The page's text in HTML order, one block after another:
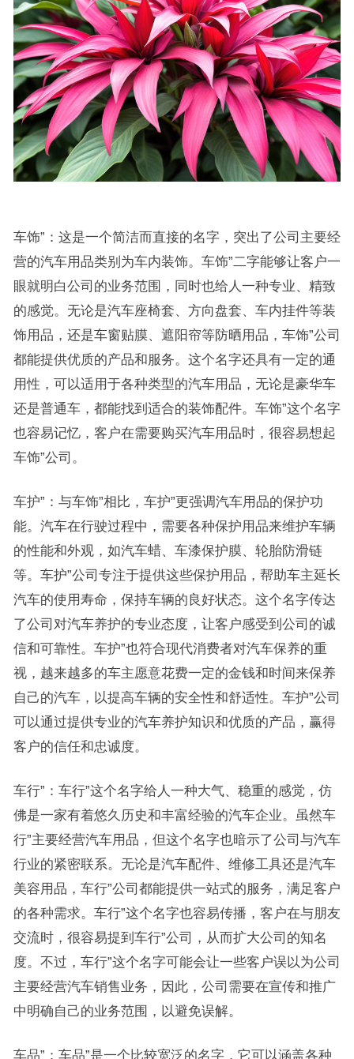
车饰”：这是一个简洁而直接的名字，突出了公司主要经
营的汽车用品类别为车内装饰。车饰”二字能够让客户一
眼就明白公司的业务范围，同时也给人一种专业、精致
的感觉。无论是汽车座椅套、方向盘套、车内挂件等装
饰用品，还是车窗贴膜、遮阳帘等防晒用品，车饰”公司
都能提供优质的产品和服务。这个名字还具有一定的通
用性，可以适用于各种类型的汽车用品，无论是豪华车
还是普通车，都能找到适合的装饰配件。车饰”这个名字
也容易记忆，客户在需要购买汽车用品时，很容易想起
车饰”公司。
车护”：与车饰”相比，车护”更强调汽车用品的保护功
能。汽车在行驶过程中，需要各种保护用品来维护车辆
的性能和外观，如汽车蜡、车漆保护膜、轮胎防滑链
等。车护”公司专注于提供这些保护用品，帮助车主延长
汽车的使用寿命，保持车辆的良好状态。这个名字传达
了公司对汽车养护的专业态度，让客户感受到公司的诚
信和可靠性。车护”也符合现代消费者对汽车保养的重
视，越来越多的车主愿意花费一定的金钱和时间来保养
自己的汽车，以提高车辆的安全性和舒适性。车护”公司
可以通过提供专业的汽车养护知识和优质的产品，赢得
客户的信任和忠诚度。
车行”：车行”这个名字给人一种大气、稳重的感觉，仿
佛是一家有着悠久历史和丰富经验的汽车企业。虽然车
行”主要经营汽车用品，但这个名字也暗示了公司与汽车
行业的紧密联系。无论是汽车配件、维修工具还是汽车
美容用品，车行”公司都能提供一站式的服务，满足客户
的各种需求。车行”这个名字也容易传播，客户在与朋友
交流时，很容易提到车行”公司，从而扩大公司的知名
度。不过，车行”这个名字可能会让一些客户误以为公司
主要经营汽车销售业务，因此，公司需要在宣传和推广
中明确自己的业务范围，以避免误解。
车品”：车品”是一个比较宽泛的名字，它可以涵盖各种